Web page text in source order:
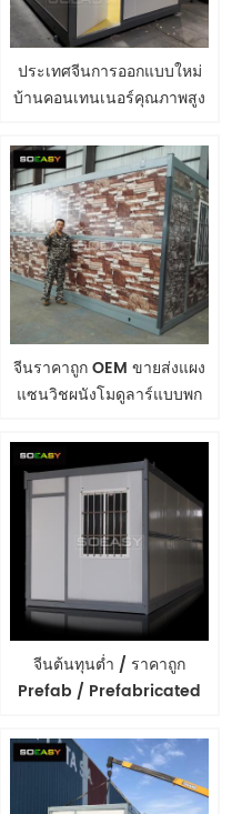
ประเทศจีนการออกแบบใหม่
บ้านคอนเทนเนอร์คุณภาพสูง
สำเร็จรูปสำหรับขายภาชนะ
ขนาดเล็กพับเก็บได้
จีนราคาถูก OEM ขายส่งแผง
แซนวิชผนังโมดูลาร์แบบพก
สำเร็จรูปที่อยู่อาศัยหรูหรา
จีนต้นทุนต่ำ / ราคาถูก
Prefab / Prefabricated
ได้อย่างง่ายดาย Prefab
Modular พับบ้าน
คอนเทนเนอร์สำหรับขาย